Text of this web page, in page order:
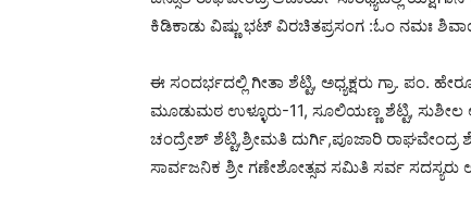
ಕಿಡಿಕಾಡು ವಿಷ್ಣು ಭಟ್ ವಿರಚಿತಪ್ರಸಂಗ :ಓಂ ನಮಃ
ಈ ಸಂದರ್ಭದಲ್ಲಿ ಗೀತಾ ಶೆಟ್ಟಿ, ಅಧ್ಯಕ್ಷರು ಗ್ರಾ. ಪಂ.
ಮೂಡುಮಠ ಉಳ್ಳೂರು-11, ಸೂಲಿಯಣ್ಣ ಶೆಟ್ಟಿ,
ಚಂದ್ರೇಶ್ ಶೆಟ್ಟಿ,ಶ್ರೀಮತಿ ದುರ್ಗಿ,ಪೂಜಾರಿ
ಸಾರ್ವಜನಿಕ ಶ್ರೀ ಗಣೇಶೋತ್ಸವ ಸಮಿತಿ ಸರ್ವ ಸದಸ್ಯರು